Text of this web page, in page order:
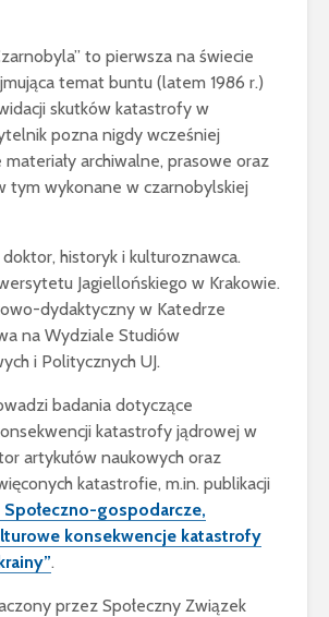
to pierwsza na świecie
temat buntu (latem 1986 r.)
skutków katastrofy w
pozna nigdy wcześniej
archiwalne, prasowe oraz
tym wykonane w czarnobylskiej
doktor, historyk i kulturoznawca.
Jagiellońskiego w Krakowie.
dydaktyczny w Katedrze
na Wydziale Studiów
i Politycznych UJ.
badania dotyczące
katastrofy jądrowej w
artykułów naukowych oraz
katastrofie, m.in. publikacji
Społeczno-gospodarcze,
konsekwencje katastrofy
.
przez Społeczny Związek